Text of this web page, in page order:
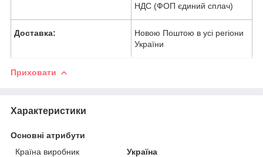
НДС (ФОП єдиний сплач)
Доставка:
Новою Поштою в усі регіони
України
Приховати
Характеристики
Основні атрибути
Країна виробник
Україна